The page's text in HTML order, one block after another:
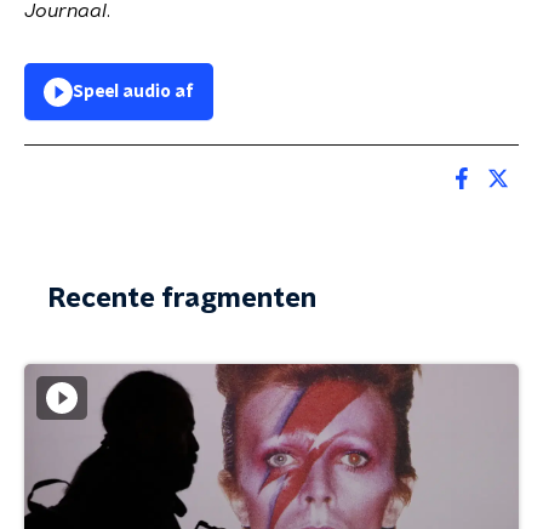
Journaal.
Speel audio af
Recente fragmenten